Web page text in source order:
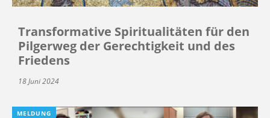
Transformative Spiritualitäten für den
Pilgerweg der Gerechtigkeit und des
Friedens
18 Juni 2024
MELDUNG